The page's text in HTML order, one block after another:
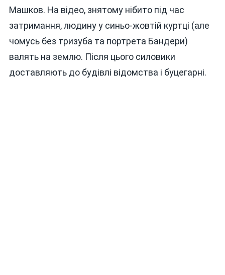
Машков. На відео, знятому нібито під час
затримання, людину у синьо-жовтій куртці (але
чомусь без тризуба та портрета Бандери)
валять на землю. Після цього силовики
доставляють до будівлі відомства і буцегарні.